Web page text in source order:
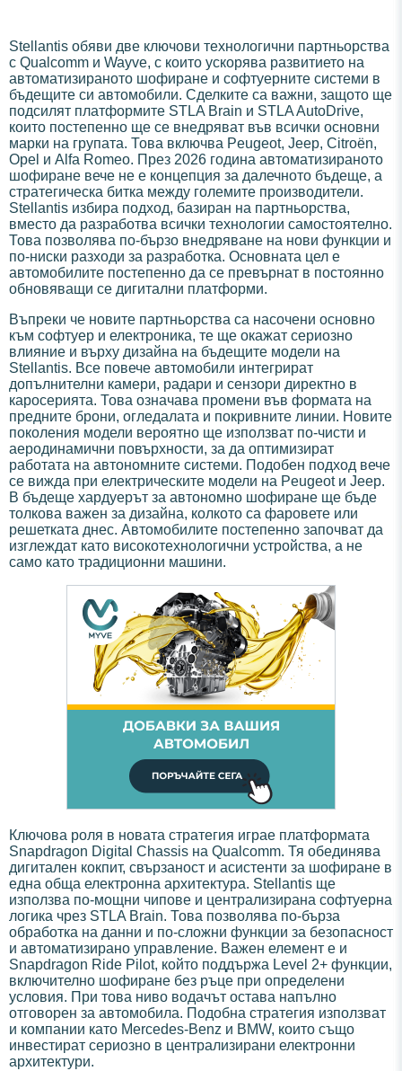
Stellantis обяви две ключови технологични партньорства
с Qualcomm и Wayve, с които ускорява развитието на
автоматизираното шофиране и софтуерните системи в
бъдещите си автомобили. Сделките са важни, защото ще
подсилят платформите STLA Brain и STLA AutoDrive,
които постепенно ще се внедряват във всички основни
марки на групата. Това включва Peugeot, Jeep, Citroën,
Opel и Alfa Romeo. През 2026 година автоматизираното
шофиране вече не е концепция за далечното бъдеще, а
стратегическа битка между големите производители.
Stellantis избира подход, базиран на партньорства,
вместо да разработва всички технологии самостоятелно.
Това позволява по-бързо внедряване на нови функции и
по-ниски разходи за разработка. Основната цел е
автомобилите постепенно да се превърнат в постоянно
обновяващи се дигитални платформи.
Въпреки че новите партньорства са насочени основно
към софтуер и електроника, те ще окажат сериозно
влияние и върху дизайна на бъдещите модели на
Stellantis. Все повече автомобили интегрират
допълнителни камери, радари и сензори директно в
каросерията. Това означава промени във формата на
предните брони, огледалата и покривните линии. Новите
поколения модели вероятно ще използват по-чисти и
аеродинамични повърхности, за да оптимизират
работата на автономните системи. Подобен подход вече
се вижда при електрическите модели на Peugeot и Jeep.
В бъдеще хардуерът за автономно шофиране ще бъде
толкова важен за дизайна, колкото са фаровете или
решетката днес. Автомобилите постепенно започват да
изглеждат като високотехнологични устройства, а не
само като традиционни машини.
Ключова роля в новата стратегия играе платформата
Snapdragon Digital Chassis на Qualcomm. Тя обединява
дигитален кокпит, свързаност и асистенти за шофиране в
една обща електронна архитектура. Stellantis ще
използва по-мощни чипове и централизирана софтуерна
логика чрез STLA Brain. Това позволява по-бърза
обработка на данни и по-сложни функции за безопасност
и автоматизирано управление. Важен елемент е и
Snapdragon Ride Pilot, който поддържа Level 2+ функции,
включително шофиране без ръце при определени
условия. При това ниво водачът остава напълно
отговорен за автомобила. Подобна стратегия използват
и компании като Mercedes-Benz и BMW, които също
инвестират сериозно в централизирани електронни
архитектури.